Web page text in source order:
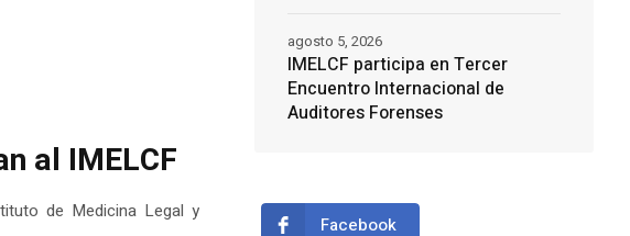
al IMELCF
de Medicina Legal y
IMELCF participa en Tercer
Encuentro Internacional de
Auditores Forenses
agosto 5, 2026
Facebook